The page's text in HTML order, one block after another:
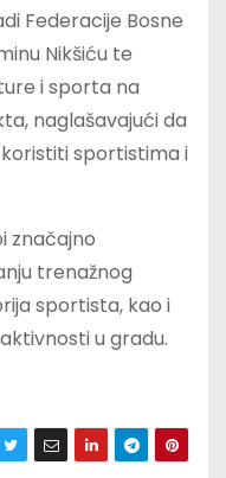
Federacije Bosne
Nikšiću te
i sporta na
naglašavajući da
sportistima i
značajno
trenažnog
sportista, kao i
u gradu.